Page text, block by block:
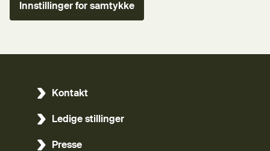
Innstillinger for samtykke
Kontakt
Ledige stillinger
Presse